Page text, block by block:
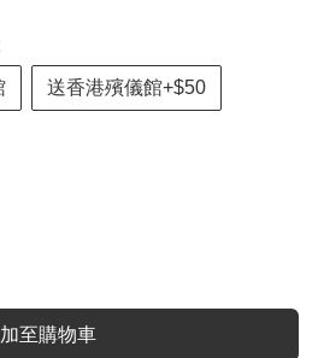
送香港殯儀館+$50
加至購物車